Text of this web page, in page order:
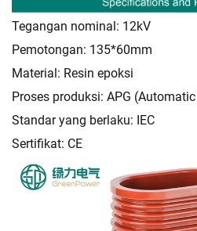
Tegangan nominal: 12kV
Pemotongan: 135*60mm
Material: Resin epoksi
Proses produksi: APG
Standar yang berlaku: IEC
Sertifikat: CE